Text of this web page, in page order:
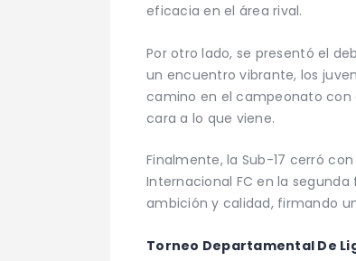
eficacia en el área rival.
Por otro lado, se presentó el
un encuentro vibrante, los
camino en el campeonato con
cara a lo que viene.
Finalmente, la Sub-17 cerró
Internacional FC en la
ambición y calidad, firmando
Torneo Departamental De